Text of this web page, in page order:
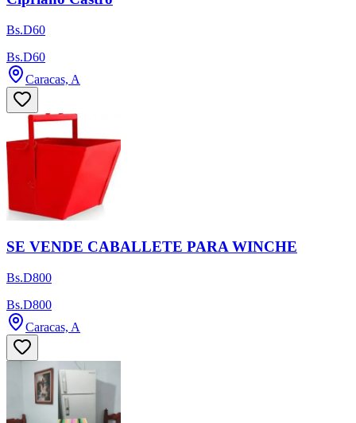
Bs.D60
Bs.D60
Caracas, A
SE VENDE CABALLETE PARA WINCHE
Bs.D800
Bs.D800
Caracas, A